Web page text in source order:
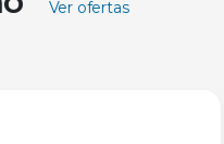
Ver ofertas